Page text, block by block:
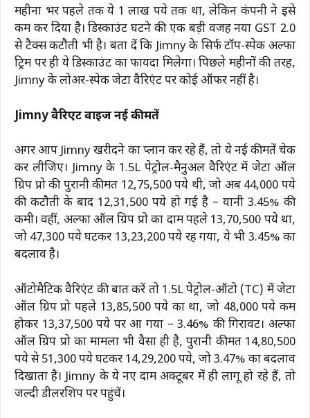
महीना भर पहले तक ये 1 लाख रुपये तक था, लेकिन कंपनी ने इसे
कम कर दिया है। डिस्काउंट घटने की एक बड़ी वजह नया GST 2.0
से टैक्स कटौती भी है। बता दें कि Jimny के सिर्फ टॉप-स्पेक अल्फा
ट्रिम पर ही ये डिस्काउंट का फायदा मिलेगा। पिछले महीनों की तरह,
Jimny के लोअर-स्पेक जेटा वैरिएंट पर कोई ऑफर नहीं है।
Jimny वैरिएंट वाइज नई कीमतें
अगर आप Jimny खरीदने का प्लान कर रहे हैं, तो ये नई कीमतें चेक
कर लीजिए। Jimny के 1.5L पेट्रोल-मैनुअल वैरिएंट में जेटा ऑल
ग्रिप प्रो की पुरानी कीमत 12,75,500 रुपये थी, जो अब 44,000 रुपये
की कटौती के बाद 12,31,500 रुपये हो गई है – यानी 3.45% की
कमी। वहीं, अल्फा ऑल ग्रिप प्रो का दाम पहले 13,70,500 रुपये था,
जो 47,300 रुपये घटकर 13,23,200 रुपये रह गया, ये भी 3.45% का
बदलाव है।
ऑटोमैटिक वैरिएंट की बात करें तो 1.5L पेट्रोल-ऑटो (TC) में जेटा
ऑल ग्रिप प्रो पहले 13,85,500 रुपये का था, जो 48,000 रुपये कम
होकर 13,37,500 रुपये पर आ गया – 3.46% की गिरावट। अल्फा
ऑल ग्रिप प्रो का मामला भी वैसा ही है, पुरानी कीमत 14,80,500
रुपये से 51,300 रुपये घटकर 14,29,200 रुपये, जो 3.47% का बदलाव
दिखाता है। Jimny के ये नए दाम अक्टूबर में ही लागू हो रहे हैं, तो
जल्दी डीलरशिप पर पहुंचें।